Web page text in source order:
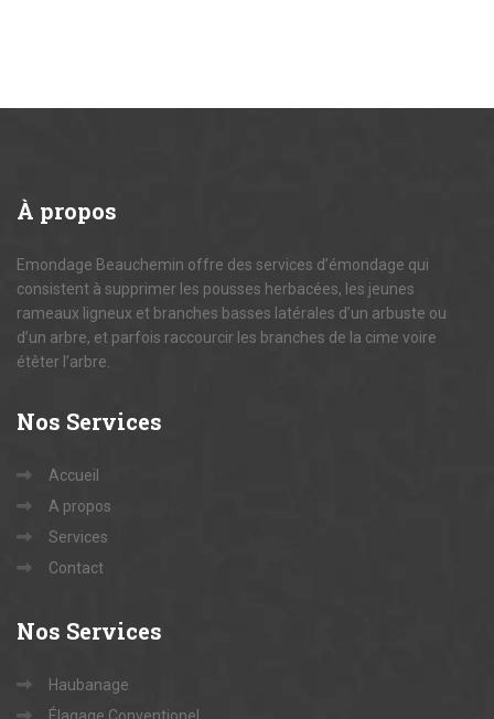
À propos
Emondage Beauchemin offre des services d’émondage qui
consistent à supprimer les pousses herbacées, les jeunes
rameaux ligneux et branches basses latérales d’un arbuste ou
d’un arbre, et parfois raccourcir les branches de la cime voire
étêter l’arbre.
Nos Services
Accueil
A propos
Services
Contact
Nos Services
Haubanage